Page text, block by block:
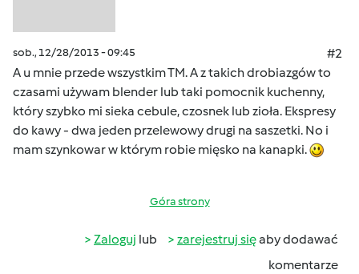
sob., 12/28/2013 - 09:45
#2
A u mnie przede wszystkim TM. A z takich drobiazgów to
czasami używam blender lub taki pomocnik kuchenny,
który szybko mi sieka cebule, czosnek lub zioła. Ekspresy
do kawy - dwa jeden przelewowy drugi na saszetki. No i
mam szynkowar w którym robie mięsko na kanapki.
Góra strony
Zaloguj lub zarejestruj sięaby dodawać
komentarze